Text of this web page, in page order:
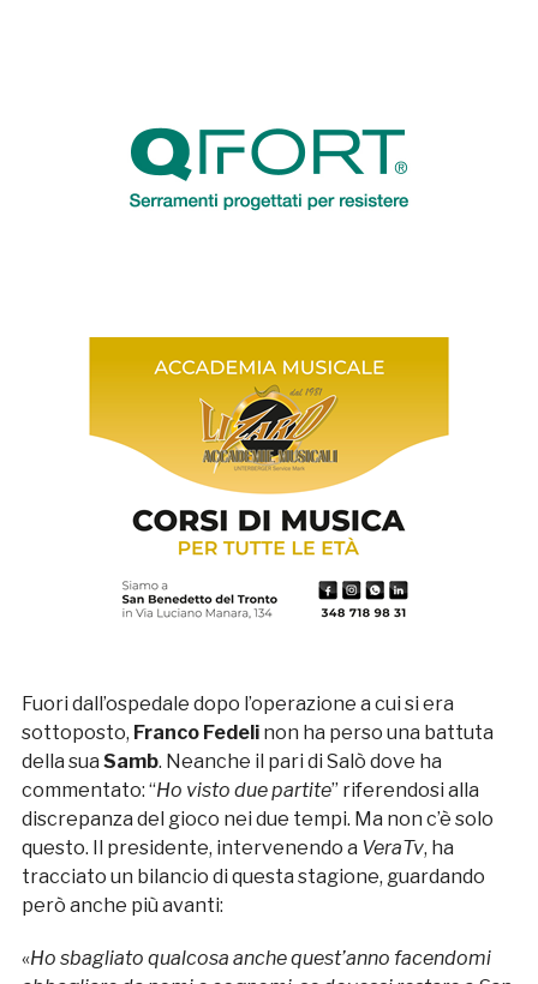
Fuori dall’ospedale dopo l’operazione a cui si era
sottoposto, Franco Fedelinon ha perso una battuta
della sua Samb. Neanche il pari di Salò dove ha
commentato: “Ho visto due partite” riferendosi alla
discrepanza del gioco nei due tempi. Ma non c’è solo
questo. Il presidente, intervenendo a VeraTv, ha
tracciato un bilancio di questa stagione, guardando
però anche più avanti:
«Ho sbagliato qualcosa anche quest’anno facendomi